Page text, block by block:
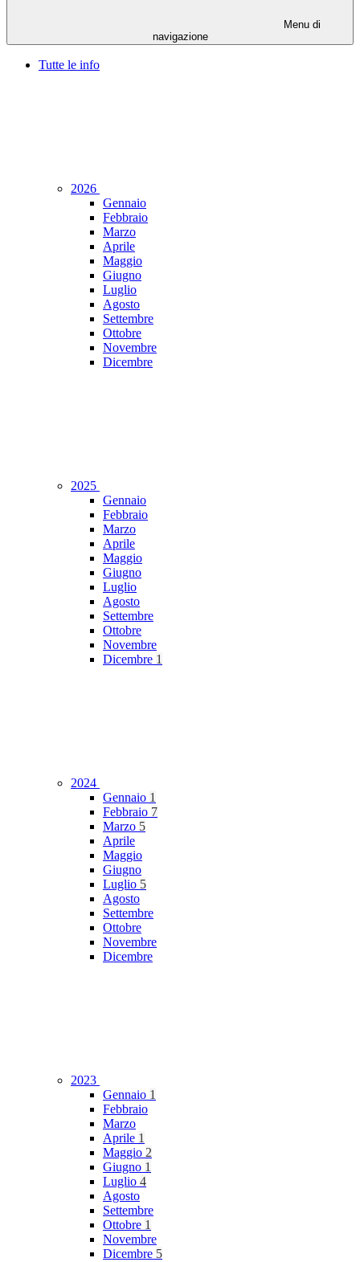
Menu di
navigazione
Tutte le info
2026
Gennaio
Febbraio
Marzo
Aprile
Maggio
Giugno
Luglio
Agosto
Settembre
Ottobre
Novembre
Dicembre
2025
Gennaio
Febbraio
Marzo
Aprile
Maggio
Giugno
Luglio
Agosto
Settembre
Ottobre
Novembre
Dicembre 1
2024
Gennaio 1
Febbraio 7
Marzo 5
Aprile
Maggio
Giugno
Luglio 5
Agosto
Settembre
Ottobre
Novembre
Dicembre
2023
Gennaio 1
Febbraio
Marzo
Aprile 1
Maggio 2
Giugno 1
Luglio 4
Agosto
Settembre
Ottobre 1
Novembre
Dicembre 5